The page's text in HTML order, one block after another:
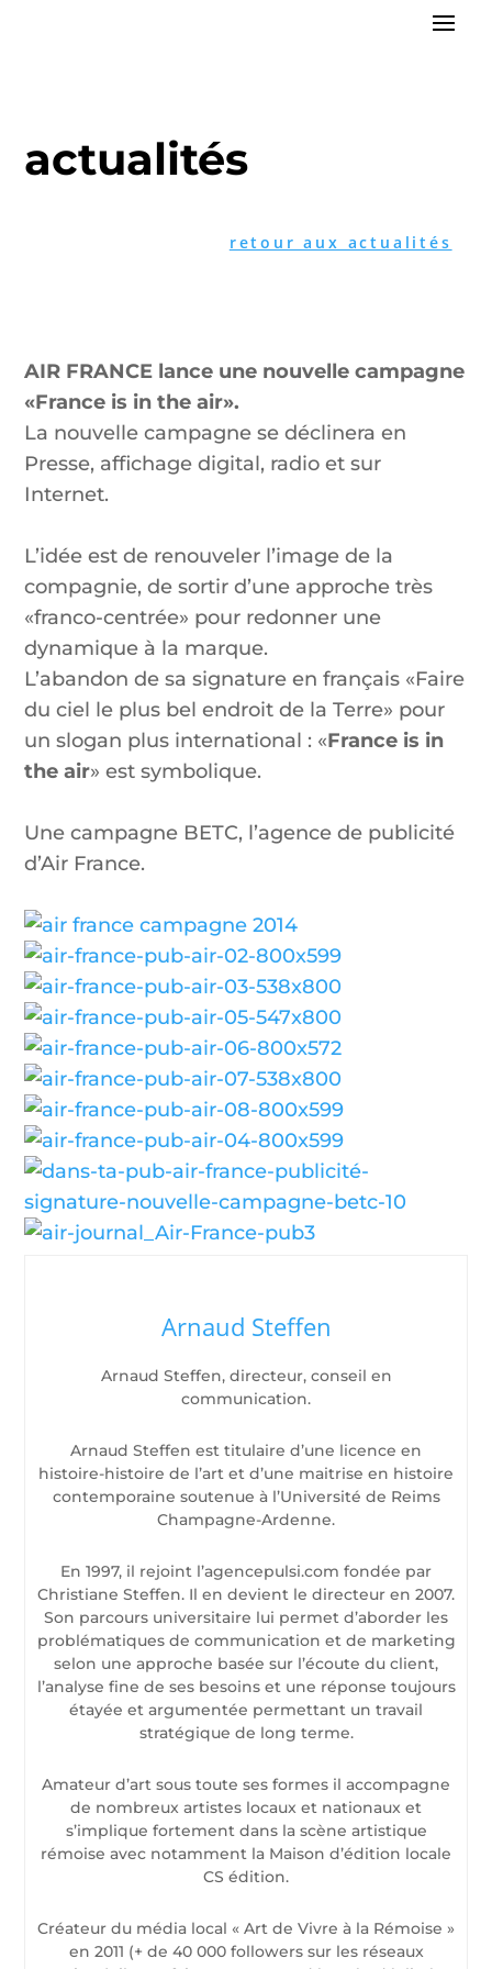
actualités
retour aux actualités
AIR FRANCE lance une nouvelle campagne
«France is in the air».
La nouvelle campagne se déclinera en
Presse, affichage digital, radio et sur
Internet.
L’idée est de renouveler l’image de la
compagnie, de sortir d’une approche très
«franco-centrée» pour redonner une
dynamique à la marque.
L’abandon de sa signature en français «Faire
du ciel le plus bel endroit de la Terre» pour
un slogan plus international : «France is in
the air» est symbolique.
Une campagne BETC, l’agence de publicité
d’Air France.
Arnaud Steffen
Arnaud Steffen, directeur, conseil en
communication.
Arnaud Steffen est titulaire d’une licence en
histoire-histoire de l’art et d’une maitrise en histoire
contemporaine soutenue à l’Université de Reims
Champagne-Ardenne.
En 1997, il rejoint l’agencepulsi.com fondée par
Christiane Steffen. Il en devient le directeur en 2007.
Son parcours universitaire lui permet d’aborder les
problématiques de communication et de marketing
selon une approche basée sur l’écoute du client,
l’analyse fine de ses besoins et une réponse toujours
étayée et argumentée permettant un travail
stratégique de long terme.
Amateur d’art sous toute ses formes il accompagne
de nombreux artistes locaux et nationaux et
s’implique fortement dans la scène artistique
rémoise avec notamment la Maison d’édition locale
CS édition.
Créateur du média local « Art de Vivre à la Rémoise »
en 2011 (+ de 40 000 followers sur les réseaux